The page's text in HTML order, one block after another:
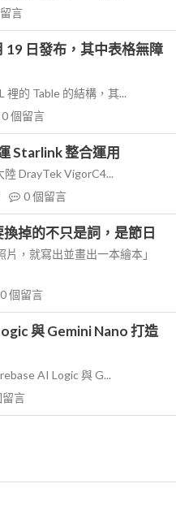
言
19 日發布，其中表格無障
的 Table 的結構，其...
0個留言
Starlink 整合運用
DrayTek VigorC4...
0個留言
掉的不只是詞，是節日
，就寫出並畫出一本繪本」
0個留言
與 Gemini Nano 打造
AI Logic 與 G...
留言